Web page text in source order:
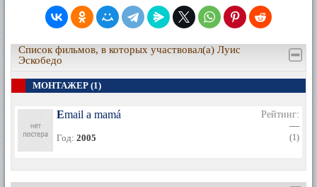
Список фильмов, в которых участвовал(а) Луис
Эскобедо
МОНТАЖЕР (1)
Email a mamá
Год: 2005
Рейтинг:
—
(1)